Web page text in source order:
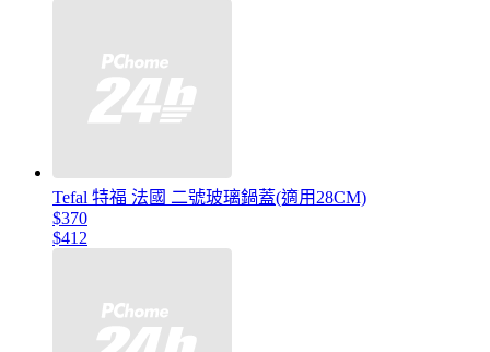
Tefal 特福 法國 二號玻璃鍋蓋(適用28CM)
$370
$412